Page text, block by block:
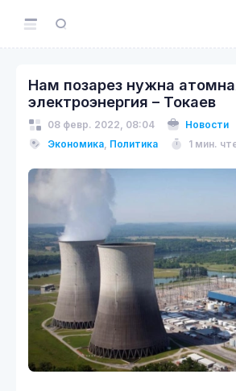
Нам позарез нужна
электроэнергия – Токаев
08 февр. 2022, 08:04
Новости
Экономика, Политика 1 мин.